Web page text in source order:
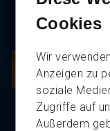
Cookies
Wir
Anzeigen zu
soziale
Zugriffe auf
Außerdem
Nutzen Sie den